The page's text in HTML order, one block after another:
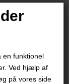
en funktionel
Ved hjælp af
på vores side